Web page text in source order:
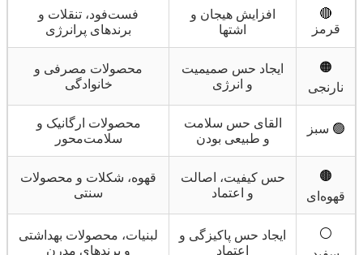
🔴
قرمز
افزایش هیجان و
اشتها
فست‌فود، تنقلات و
برندهای پرانرژی
🟠
نارنجی
ایجاد حس صمیمیت
و انرژی
محصولات مصرفی و
خانوادگی
🟢 سبز
القای حس سلامت
و طبیعی بودن
محصولات ارگانیک و
سلامت‌محور
🟤
قهوه‌ای
حس کیفیت، اصالت
و اعتماد
قهوه، شکلات و محصولات
سنتی
⚪
ایجاد حس پاکیزگی و
اعتماد
لبنیات، محصولات بهداشتی
و برندهای مدرن